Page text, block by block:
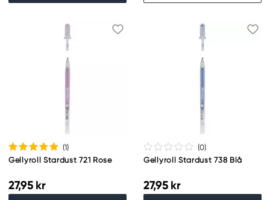
(1)
Gellyroll Stardust 721 Rose
27,95 kr
(0)
Gellyroll Stardust 738 Blå
27,95 kr